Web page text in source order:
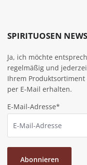
SPIRITUOSEN
Ja, ich möchte
regelmäßig und
Ihrem
per E-Mail erhalten.
E-Mail-Adresse*
Abonnieren